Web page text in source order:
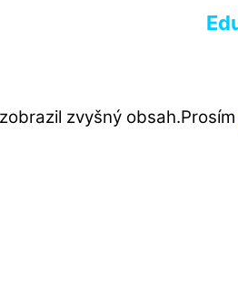
zvyšný obsah.Prosím